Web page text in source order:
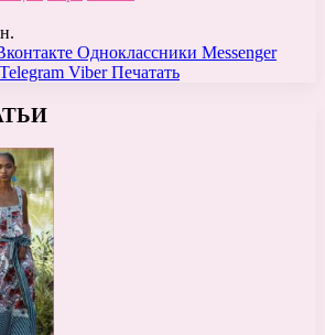
Одноклассники Messenger
Telegram Viber Печатать